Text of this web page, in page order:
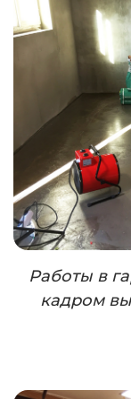
Работы в
кадром